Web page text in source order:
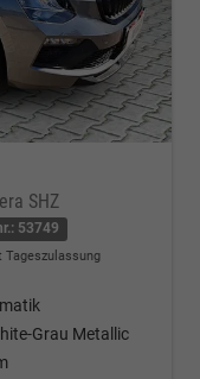
SHZ
53749
Tageszulassung
Grau Metallic